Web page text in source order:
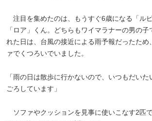
注目を集めたのは、もうすぐ6歳になる「ル
「ロア」くん。どちらもワイマラナーの男の子
れた日は、台風の接近による雨予報だったため
ァでくつろいでいました。
「雨の日は散歩に行かないので、いつもだい
ごろしています」
ソファやクッションを見事に使いこなす2匹